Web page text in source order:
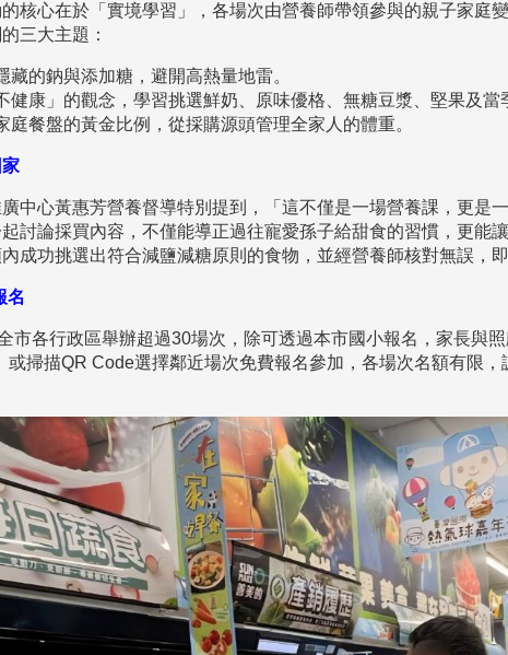
核心在於「實境學習」，各場次由營養師帶領參與的親子家庭
三大主題：
的鈉與添加糖，避開高熱量地雷。
康」的觀念，學習挑選鮮奶、原味優格、無糖豆漿、堅果及當
餐盤的黃金比例，從採購源頭管理全家人的體重。
中心黃惠芳營養督導特別提到，「這不僅是一場營養課，更是
討論採買內容，不僅能導正過往寵愛孫子給甜食的習慣，更能
成功挑選出符合減鹽減糖原則的食物，並經營養師核對無誤，
名
市各行政區舉辦超過30場次，除可透過本市國小報名，家長與
或掃描QR Code選擇鄰近場次免費報名參加，各場次名額有限